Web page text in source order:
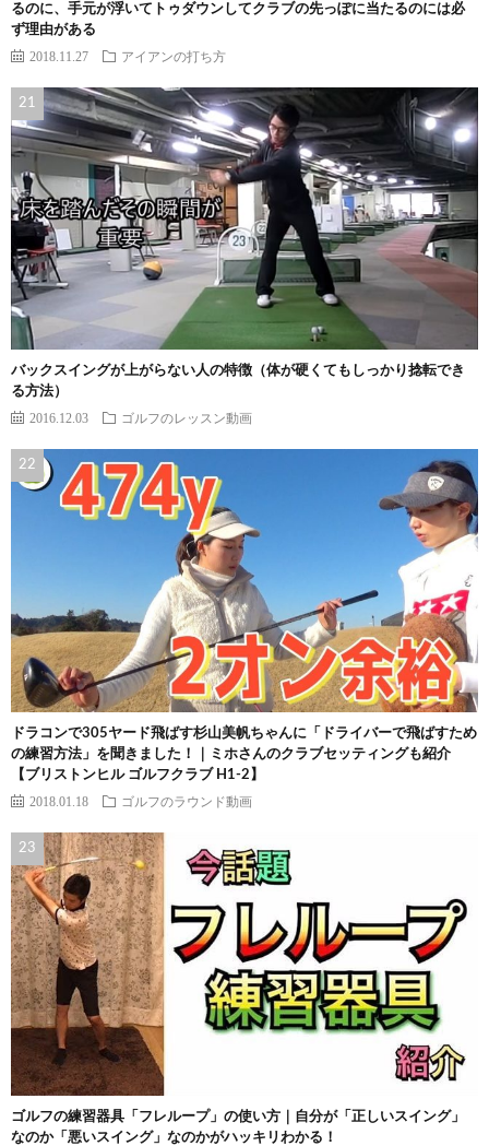
るのに、手元が浮いてトゥダウンしてクラブの先っぽに当たるのには必
ず理由がある
2018.11.27 アイアンの打ち方
バックスイングが上がらない人の特徴（体が硬くてもしっかり捻転でき
る方法）
2016.12.03 ゴルフのレッスン動画
ドラコンで305ヤード飛ばす杉山美帆ちゃんに「ドライバーで飛ばすため
の練習方法」を聞きました！｜ミホさんのクラブセッティングも紹介
【ブリストンヒル ゴルフクラブ H1-2】
2018.01.18 ゴルフのラウンド動画
ゴルフの練習器具「フレループ」の使い方｜自分が「正しいスイング」
なのか「悪いスイング」なのかがハッキリわかる！